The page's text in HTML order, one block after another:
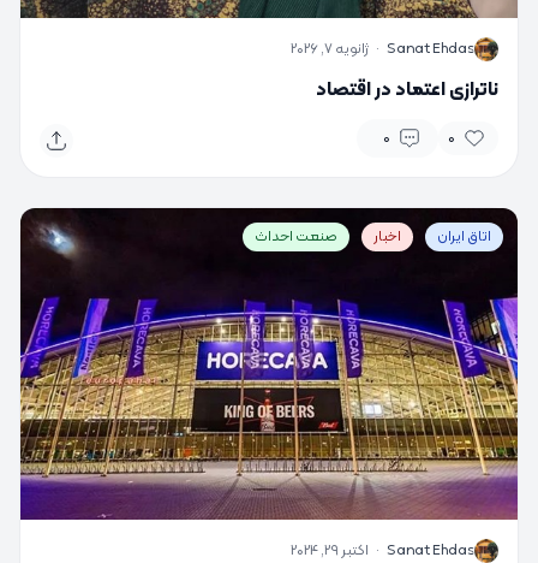
S
Sanat Ehdas
· ژانویه 7, 2026
ناترازی اعتماد در اقتصاد
0
0
اتاق ایران اخبار صنعت احداث
S
Sanat Ehdas
· اکتبر 29, 2024